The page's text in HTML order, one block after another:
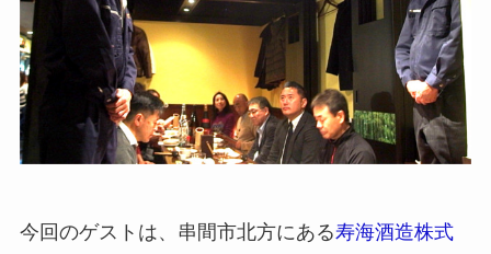
今回のゲストは、串間市北方にある寿海酒造株式